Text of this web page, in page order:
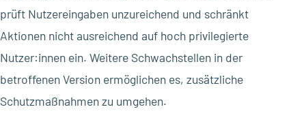
prüft Nutzereingaben unzureichend und schränkt
Aktionen nicht ausreichend auf hoch privilegierte
Nutzer:innen ein. Weitere Schwachstellen in der
betroffenen Version ermöglichen es, zusätzliche
Schutzmaßnahmen zu umgehen.